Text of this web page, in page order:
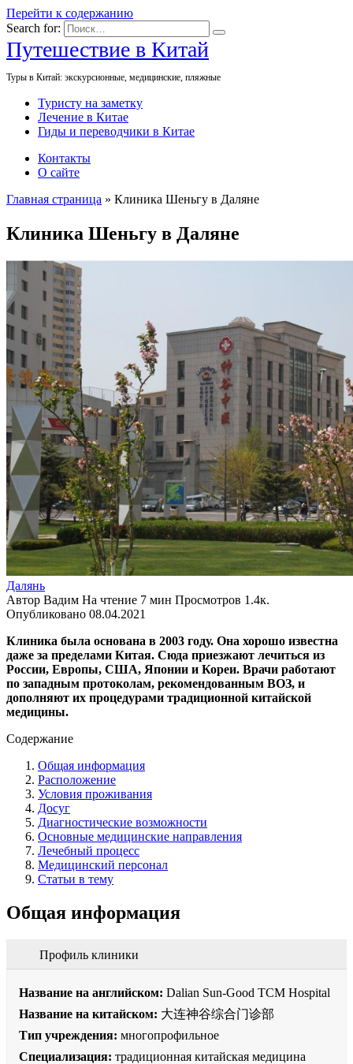
Перейти к содержанию
Search for:
Путешествие в Китай
Туры в Китай: экскурсионные, медицинские, пляжные
Туристу на заметку
Лечение в Китае
Гиды и переводчики в Китае
Контакты
О сайте
Главная страница » Клиника Шеньгу в Даляне
Клиника Шеньгу в Даляне
Далянь
Автор Вадим На чтение 7 мин Просмотров 1.4к.
Опубликовано 08.04.2021
Клиника была основана в 2003 году. Она хорошо известна
даже за пределами Китая. Сюда приезжают лечиться из
России, Европы, США, Японии и Кореи. Врачи работают
по западным протоколам, рекомендованным ВОЗ, и
дополняют их процедурами традиционной китайской
медицины.
Содержание
Общая информация
Расположение
Условия проживания
Досуг
Диагностические возможности
Основные медицинские направления
Лечебный процесс
Медицинский персонал
Статьи в тему
Общая информация
Профиль клиники
Название на английском: Dalian Sun-Good TCM Hospital
Название на китайском: 大连神谷综合门诊部
Тип учреждения: многопрофильное
Специализация: традиционная китайская медицина